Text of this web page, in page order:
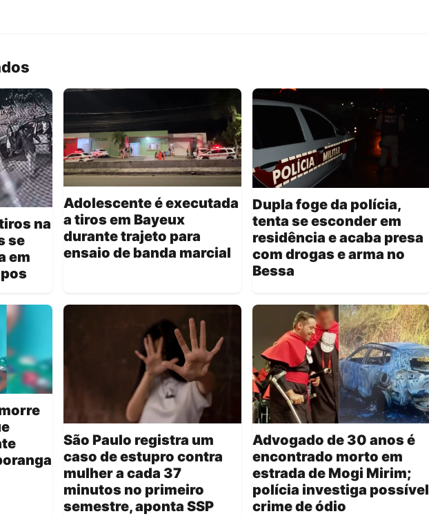
na
se
em
Adolescente é executada
a tiros em Bayeux
durante trajeto para
ensaio de banda marcial
Dupla foge da polícia,
tenta se esconder em
residência e acaba presa
com drogas e arma no
Bessa
São Paulo registra um
caso de estupro contra
mulher a cada 37
minutos no primeiro
semestre, aponta SSP
Advogado de 30 anos é
encontrado morto em
estrada de Mogi Mirim;
polícia investiga possível
crime de ódio